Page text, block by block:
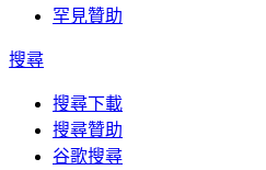
罕見贊助
搜尋
搜尋下載
搜尋贊助
谷歌搜尋